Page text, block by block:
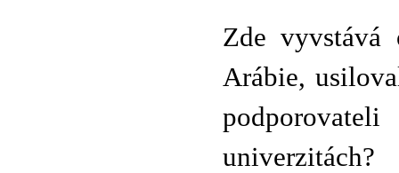
Zde vyvstává
Arábie,